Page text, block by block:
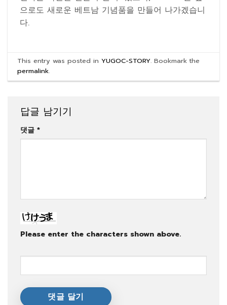
으로도 새로운 베트남 기념품을 만들어 나가겠습니
다.
This entry was posted inYUGOC-STORY. Bookmark the
permalink.
답글 남기기
댓글 *
Please enter the characters shown above.